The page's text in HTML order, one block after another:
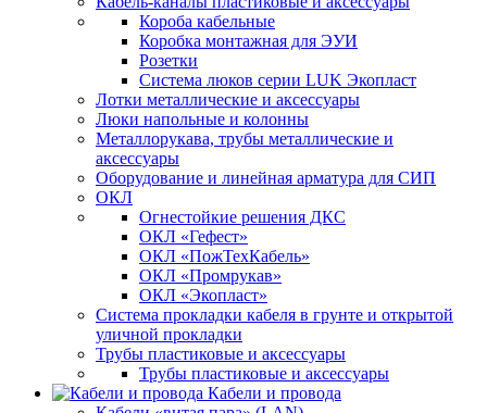
Короба кабельные
Коробка монтажная для ЭУИ
Розетки
Система люков серии LUK Экопласт
Лотки металлические и аксессуары
Люки напольные и колонны
Металлорукава, трубы металлические и
аксессуары
Оборудование и линейная арматура для СИП
ОКЛ
Огнестойкие решения ДКС
ОКЛ «Гефест»
ОКЛ «ПожТехКабель»
ОКЛ «Промрукав»
ОКЛ «Экопласт»
Система прокладки кабеля в грунте и открытой
уличной прокладки
Трубы пластиковые и аксессуары
Трубы пластиковые и аксессуары
Кабели и провода